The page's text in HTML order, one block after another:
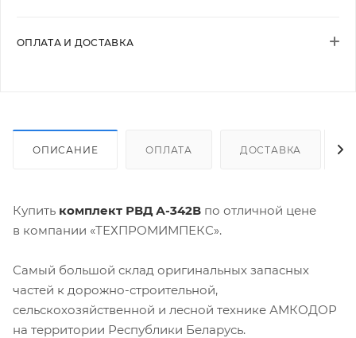
ОПЛАТА И ДОСТАВКА
ОПИСАНИЕ ОПЛАТА ДОСТАВКА
Купить комплект РВД А-342В по отличной цене
в компании «ТЕХПРОМИМПЕКС».
Самый большой склад оригинальных запасных
частей к дорожно-строительной,
сельскохозяйственной и лесной технике АМКОДОР
на территории Республики Беларусь.